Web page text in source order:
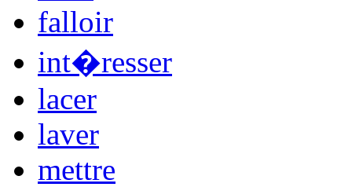
falloir
int�resser
lacer
laver
mettre